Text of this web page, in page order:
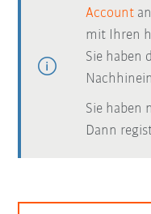
Account
mit Ihren
Sie haben
Sie haben
Dann